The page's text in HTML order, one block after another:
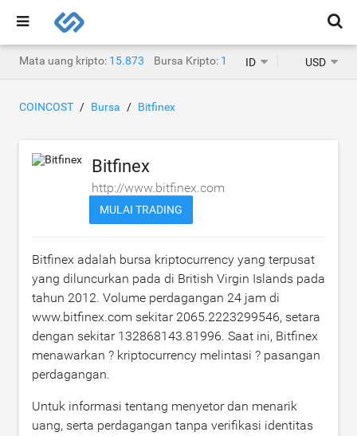
Mata uang kripto: 15.873 Bursa Kripto: 1.468ID USD
COINCOST Bursa Bitfinex
Bitfinex
http://www.bitfinex.com
MULAI TRADING
Bitfinex adalah bursa kriptocurrency yang terpusat
yang diluncurkan pada di British Virgin Islands pada
tahun 2012. Volume perdagangan 24 jam di
www.bitfinex.com sekitar 2065.2223299546, setara
dengan sekitar 132868143.81996. Saat ini, Bitfinex
menawarkan ? kriptocurrency melintasi ? pasangan
perdagangan.
Untuk informasi tentang menyetor dan menarik
uang, serta perdagangan tanpa verifikasi identitas